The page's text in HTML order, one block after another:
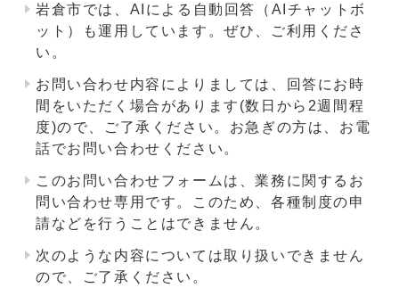
岩倉市では、AIによる自動回答（AIチャットボ
ット）も運用しています。ぜひ、ご利用くださ
い。
お問い合わせ内容によりましては、回答にお時
間をいただく場合があります(数日から2週間程
度)ので、ご了承ください。お急ぎの方は、お電
話でお問い合わせください。
このお問い合わせフォームは、業務に関するお
問い合わせ専用です。このため、各種制度の申
請などを行うことはできません。
次のような内容については取り扱いできません
ので、ご了承ください。